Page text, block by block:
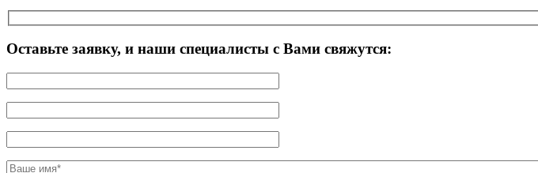
Оставьте заявку, и наши специалисты с Вами свяжутся: